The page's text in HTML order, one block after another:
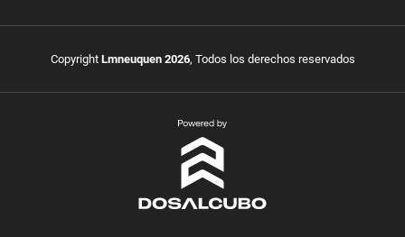
Copyright Lmneuquen 2026, Todos los derechos reservados